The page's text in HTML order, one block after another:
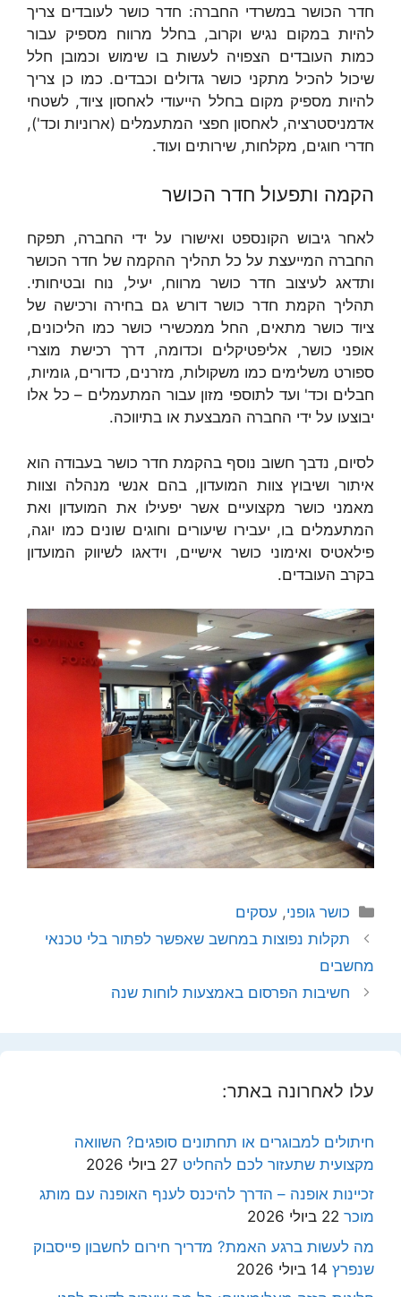
חדר הכושר במשרדי החברה: חדר כושר לעובדים צריך
להיות במקום נגיש וקרוב, בחלל מרווח מספיק עבור
כמות העובדים הצפויה לעשות בו שימוש וכמובן חלל
שיכול להכיל מתקני כושר גדולים וכבדים. כמו כן צריך
להיות מספיק מקום בחלל הייעודי לאחסון ציוד, לשטחי
אדמניסטרציה, לאחסון חפצי המתעמלים (ארוניות וכד'),
חדרי חוגים, מקלחות, שירותים ועוד.
הקמה ותפעול חדר הכושר
לאחר גיבוש הקונספט ואישורו על ידי החברה, תפקח
החברה המייעצת על כל תהליך ההקמה של חדר הכושר
ותדאג לעיצוב חדר כושר מרווח, יעיל, נוח ובטיחותי.
תהליך הקמת חדר כושר דורש גם בחירה ורכישה של
ציוד כושר מתאים, החל ממכשירי כושר כמו הליכונים,
אופני כושר, אליפטיקלים וכדומה, דרך רכישת מוצרי
ספורט משלימים כמו משקולות, מזרנים, כדורים, גומיות,
חבלים וכד' ועד לתוספי מזון עבור המתעמלים – כל אלו
יבוצעו על ידי החברה המבצעת או בתיווכה.
לסיום, נדבך חשוב נוסף בהקמת חדר כושר בעבודה הוא
איתור ושיבוץ צוות המועדון, בהם אנשי מנהלה וצוות
מאמני כושר מקצועיים אשר יפעילו את המועדון ואת
המתעמלים בו, יעבירו שיעורים וחוגים שונים כמו יוגה,
פילאטיס ואימוני כושר אישיים, וידאגו לשיווק המועדון
בקרב העובדים.
קטגוריות
כושר גופני, עסקים
תקלות נפוצות במחשב שאפשר לפתור בלי טכנאי
מחשבים
חשיבות הפרסום באמצעות לוחות שנה
עלו לאחרונה באתר:
חיתולים למבוגרים או תחתונים סופגים? השוואה
מקצועית שתעזור לכם להחליט 27 ביולי 2026
זכיינות אופנה – הדרך להיכנס לענף האופנה עם מותג
מוכר 22 ביולי 2026
מה לעשות ברגע האמת? מדריך חירום לחשבון פייסבוק
שנפרץ 14 ביולי 2026